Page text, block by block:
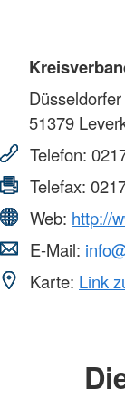
51379
Telefon:
Telefax:
Web: http://
E-Mail:
Karte: Link